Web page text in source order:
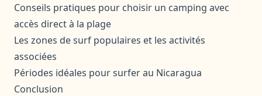
Conseils pratiques pour choisir un camping avec
accès direct à la plage
Les zones de surf populaires et les activités
associées
Périodes idéales pour surfer au Nicaragua
Conclusion